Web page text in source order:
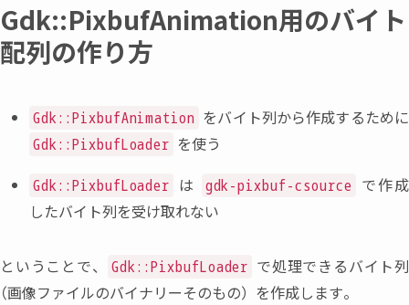
Gdk::PixbufAnimation用のバイト
配列の作り方
Gdk::PixbufAnimation をバイト列から作成するために
Gdk::PixbufLoader を使う
Gdk::PixbufLoader は gdk-pixbuf-csource で作成
したバイト列を受け取れない
ということで、 Gdk::PixbufLoader で処理できるバイト列
（画像ファイルのバイナリーそのもの） を作成します。